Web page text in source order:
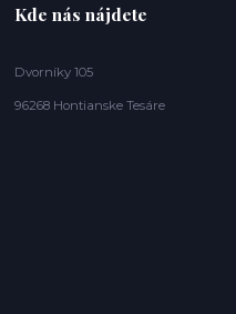
Kde nás nájdete
Dvorníky 105
96268 Hontianske Tesáre